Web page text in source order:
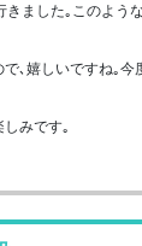
きました｡このよう
､嬉しいですね｡今
みです｡